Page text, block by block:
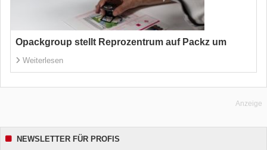
Opackgroup stellt Reprozentrum auf Packz um
Weiterlesen
Anzeige
NEWSLETTER FÜR PROFIS